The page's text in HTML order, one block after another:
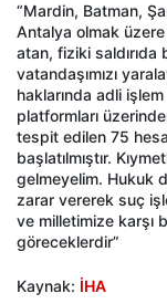
“Mardin, Batman,
Antalya olmak
atan, fiziki
vatandaşımızı
haklarında adli
platformları
tespit edilen 75
başlatılmıştır.
gelmeyelim. Hukuk
zarar vererek suç
ve milletimize karşı
göreceklerdir”
Kaynak: İHA